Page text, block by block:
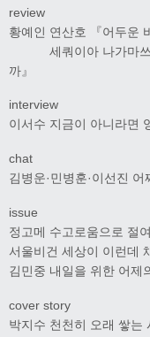
review
황예인 연산호 『어두
세쿼이아 나가마쓰
까』
interview
이서수 지금이 아니라
chat
김병운·민병훈·이선진
issue
정고메 수고로움으로
서울비건 세상이 이런데
김민중 내일을 위한 어
cover story
박지수 천천히 오래 쌓